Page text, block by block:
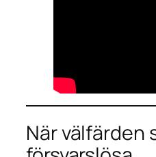
När välfärden